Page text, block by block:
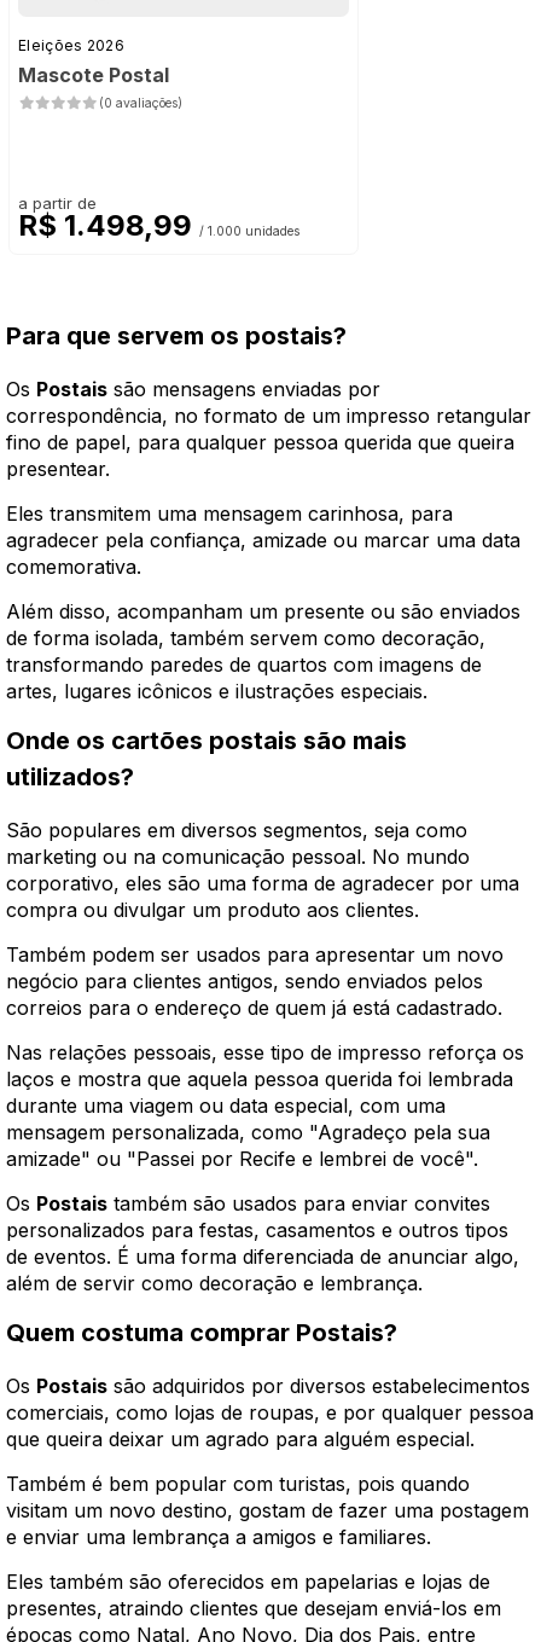
Eleições 2026
Mascote Postal
(0 avaliações)
a partir de
R$ 1.498,99 / 1.000 unidades
Para que servem os postais?
Os Postais são mensagens enviadas por
correspondência, no formato de um impresso retangular
fino de papel, para qualquer pessoa querida que queira
presentear.
Eles transmitem uma mensagem carinhosa, para
agradecer pela confiança, amizade ou marcar uma data
comemorativa.
Além disso, acompanham um presente ou são enviados
de forma isolada, também servem como decoração,
transformando paredes de quartos com imagens de
artes, lugares icônicos e ilustrações especiais.
Onde os cartões postais são mais
utilizados?
São populares em diversos segmentos, seja como
marketing ou na comunicação pessoal. No mundo
corporativo, eles são uma forma de agradecer por uma
compra ou divulgar um produto aos clientes.
Também podem ser usados para apresentar um novo
negócio para clientes antigos, sendo enviados pelos
correios para o endereço de quem já está cadastrado.
Nas relações pessoais, esse tipo de impresso reforça os
laços e mostra que aquela pessoa querida foi lembrada
durante uma viagem ou data especial, com uma
mensagem personalizada, como "Agradeço pela sua
amizade" ou "Passei por Recife e lembrei de você".
Os Postais também são usados para enviar convites
personalizados para festas, casamentos e outros tipos
de eventos. É uma forma diferenciada de anunciar algo,
além de servir como decoração e lembrança.
Quem costuma comprar Postais?
Os Postais são adquiridos por diversos estabelecimentos
comerciais, como lojas de roupas, e por qualquer pessoa
que queira deixar um agrado para alguém especial.
Também é bem popular com turistas, pois quando
visitam um novo destino, gostam de fazer uma postagem
e enviar uma lembrança a amigos e familiares.
Eles também são oferecidos em papelarias e lojas de
presentes, atraindo clientes que desejam enviá-los em
épocas como Natal, Ano Novo, Dia dos Pais, entre